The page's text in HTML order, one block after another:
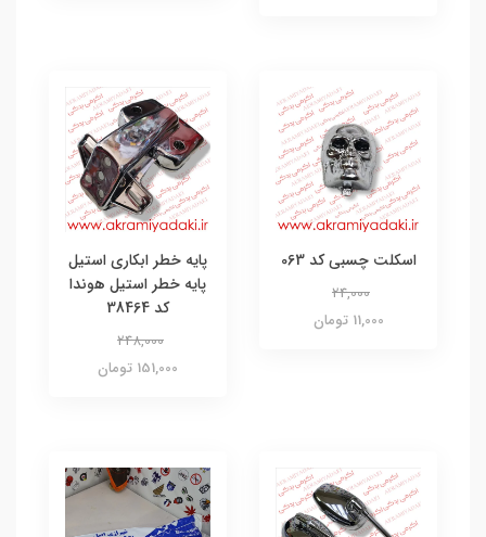
اسکلت چسبی کد 063
24,000
11,000 تومان
پایه خطر ابکاری استیل
پایه خطر استیل هوندا
کد 38464
248,000
151,000 تومان